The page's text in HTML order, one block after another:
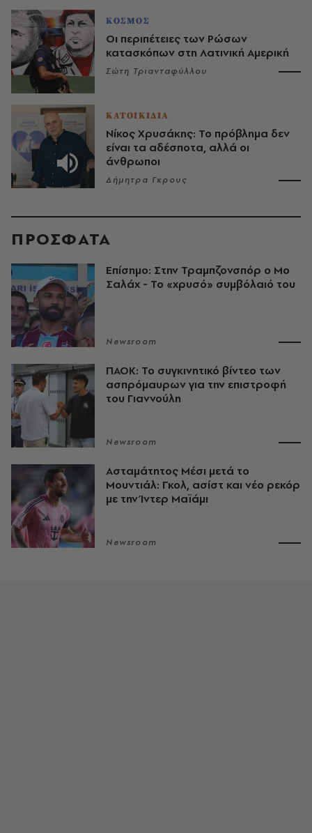
ΚΟΣΜΟΣ
Οι περιπέτειες των Ρώσων
κατασκόπων στη Λατινική Αμερική
Σώτη Τριανταφύλλου
ΚΑΤΟΙΚΙΔΙΑ
Νίκος Χρυσάκης: Το πρόβλημα δεν
είναι τα αδέσποτα, αλλά οι
άνθρωποι
Δήμητρα Γκρους
ΠΡΟΣΦΑΤΑ
Επίσημο: Στην Τραμπζονσπόρ ο Μο
Σαλάχ - Το «χρυσό» συμβόλαιό του
Newsroom
ΠΑΟΚ: Το συγκινητικό βίντεο των
ασπρόμαυρων για την επιστροφή
του Γιαννούλη
Newsroom
Ασταμάτητος Μέσι μετά το
Μουντιάλ: Γκολ, ασίστ και νέο ρεκόρ
με την Ίντερ Μαϊάμι
Newsroom